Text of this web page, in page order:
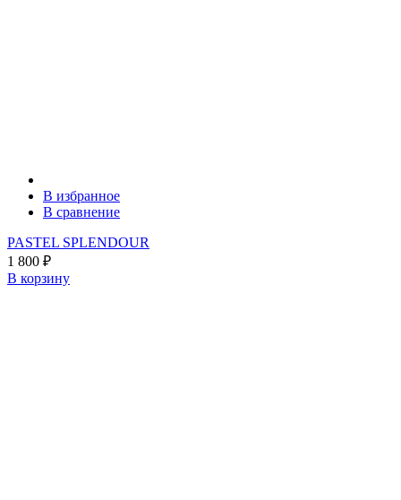
В избранное
В сравнение
PASTEL SPLENDOUR
1 800 ₽
В корзину